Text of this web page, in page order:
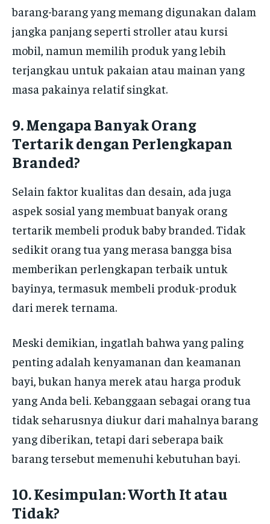
barang-barang yang memang digunakan dalam
jangka panjang seperti stroller atau kursi
mobil, namun memilih produk yang lebih
terjangkau untuk pakaian atau mainan yang
masa pakainya relatif singkat.
9.Mengapa Banyak Orang
Tertarik dengan Perlengkapan
Branded?
Selain faktor kualitas dan desain, ada juga
aspek sosial yang membuat banyak orang
tertarik membeli produk baby branded. Tidak
sedikit orang tua yang merasa bangga bisa
memberikan perlengkapan terbaik untuk
bayinya, termasuk membeli produk-produk
dari merek ternama.
Meski demikian, ingatlah bahwa yang paling
penting adalah kenyamanan dan keamanan
bayi, bukan hanya merek atau harga produk
yang Anda beli. Kebanggaan sebagai orang tua
tidak seharusnya diukur dari mahalnya barang
yang diberikan, tetapi dari seberapa baik
barang tersebut memenuhi kebutuhan bayi.
10.Kesimpulan: Worth It atau
Tidak?